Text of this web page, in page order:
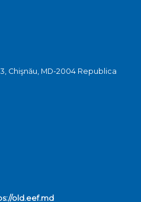
Chişnău, MD-2004 Republica
old.eef.md